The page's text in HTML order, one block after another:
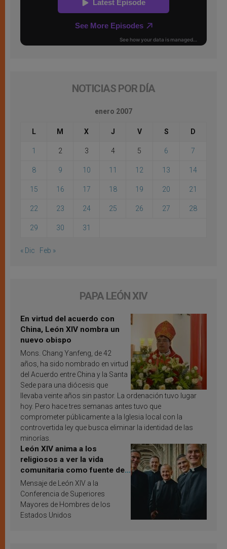
NOTICIAS POR DÍA
enero 2007
L M X J V S D
1 2 3 4 5 6 7
8 9 10 11 12 13 14
15 16 17 18 19 20 21
22 23 24 25 26 27 28
29 30 31
« Dic Feb »
PAPA LEÓN XIV
En virtud del acuerdo con
China, León XIV nombra un
nuevo obispo
Mons. Chang Yanfeng, de 42
años, ha sido nombrado en virtud
del Acuerdo entre China y la Santa
Sede para una diócesis que
llevaba veinte años sin pastor. La ordenación tuvo lugar
hoy. Pero hace tres semanas antes tuvo que
comprometer públicamente a la Iglesia local con la
controvertida ley que busca eliminar la identidad de las
minorías.
León XIV anima a los
religiosos a ver la vida
comunitaria como fuente de
inspiración y santificación
Mensaje de León XIV a la
Conferencia de Superiores
Mayores de Hombres de los
Estados Unidos